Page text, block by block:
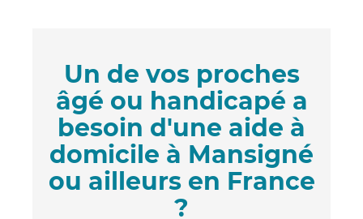
Un de vos proches
âgé ou handicapé a
besoin d'une aide à
domicile à Mansigné
ou ailleurs en France
?